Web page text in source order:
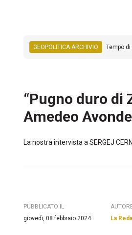
GEOPOLITICA ARCHIVIO Tempo
“Pugno duro di
Amedeo
La nostra intervista a SERGEJ
PUBBLICATO IL
giovedì, 08 febbraio 2024
La